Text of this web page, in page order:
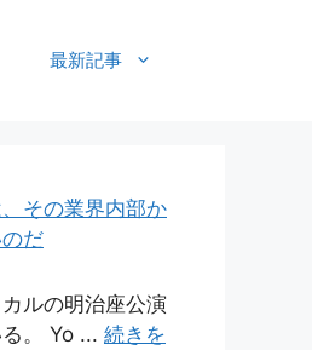
最新記事
その業界内部か
だ
ルの明治座公演
。 Yo ... 続きを